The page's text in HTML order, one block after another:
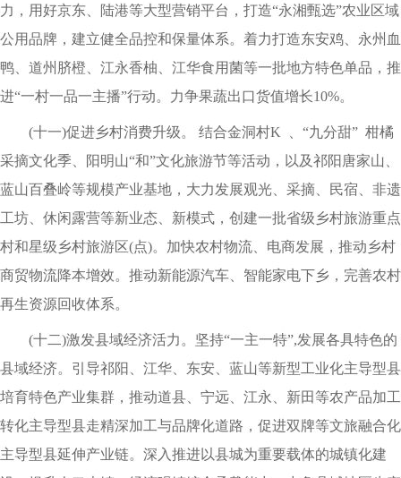
力，用好京东、陆港等大型营销平台，打造“永湘甄选”农业区域
公用品牌，建立健全品控和保量体系。着力打造东安鸡、永州血
鸭、道州脐橙、江永香柚、江华食用菌等一批地方特色单品，推
进“一村一品一主播”行动。力争果蔬出口货值增长10%。
(十一)促进乡村消费升级。 结合金洞村K 、“九分甜” 柑橘
采摘文化季、阳明山“和”文化旅游节等活动，以及祁阳唐家山、
蓝山百叠岭等规模产业基地，大力发展观光、采摘、民宿、非遗
工坊、休闲露营等新业态、新模式，创建一批省级乡村旅游重点
村和星级乡村旅游区(点)。加快农村物流、电商发展，推动乡村
商贸物流降本增效。推动新能源汽车、智能家电下乡，完善农村
再生资源回收体系。
(十二)激发县域经济活力。坚持“一主一特”,发展各具特色的
县域经济。引导祁阳、江华、东安、蓝山等新型工业化主导型县
培育特色产业集群，推动道县、宁远、江永、新田等农产品加工
转化主导型县走精深加工与品牌化道路，促进双牌等文旅融合化
主导型县延伸产业链。深入推进以县城为重要载体的城镇化建